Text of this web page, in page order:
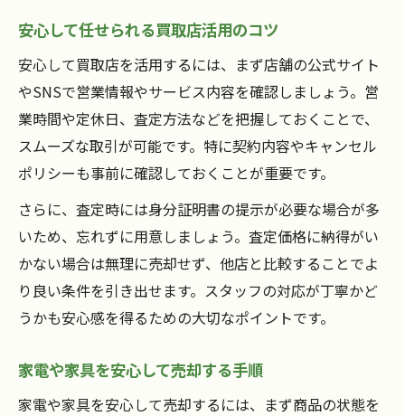
安心して任せられる買取店活用のコツ
安心して買取店を活用するには、まず店舗の公式サイト
やSNSで営業情報やサービス内容を確認しましょう。営
業時間や定休日、査定方法などを把握しておくことで、
スムーズな取引が可能です。特に契約内容やキャンセル
ポリシーも事前に確認しておくことが重要です。
さらに、査定時には身分証明書の提示が必要な場合が多
いため、忘れずに用意しましょう。査定価格に納得がい
かない場合は無理に売却せず、他店と比較することでよ
り良い条件を引き出せます。スタッフの対応が丁寧かど
うかも安心感を得るための大切なポイントです。
家電や家具を安心して売却する手順
家電や家具を安心して売却するには、まず商品の状態を